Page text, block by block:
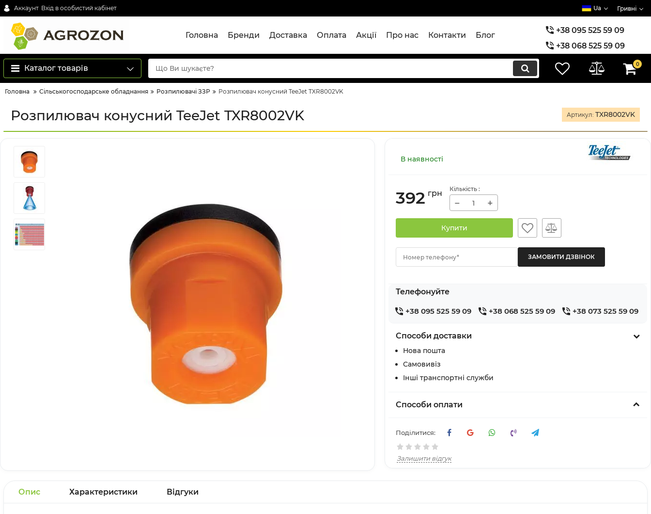
Аккаунт Вхід в особистий кабінет Ua Гривні
Головна Бренди Доставка Оплата Акції Про нас Контакти Блог
+38 095 525 59 09
+38 068 525 59 09
+38 073 525 59 09
Каталог товарів 0
Головна Сільськогосподарське обладнання Розпилювачі ЗЗР Розпилювач конусний TeeJet TXR8002VK
Розпилювач конусний TeeJet TXR8002VK Артикул: TXR8002VK
В наявності
392 грн Кількість :
− +
Купити
Номер телефону*
Телефонуйте
+38 095 525 59 09 +38 068 525 59 09 +38 073 525 59 09
Способи доставки
Нова пошта
Самовивіз
Інші транспортні служби
Способи оплати
Поділитися:
Залишити відгук
Опис Характеристики Відгуки